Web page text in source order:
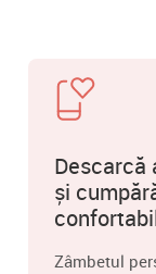
Descarcă
și
Zâmbetul